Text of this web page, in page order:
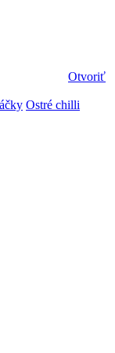
Otvoriť
Ostré chilli